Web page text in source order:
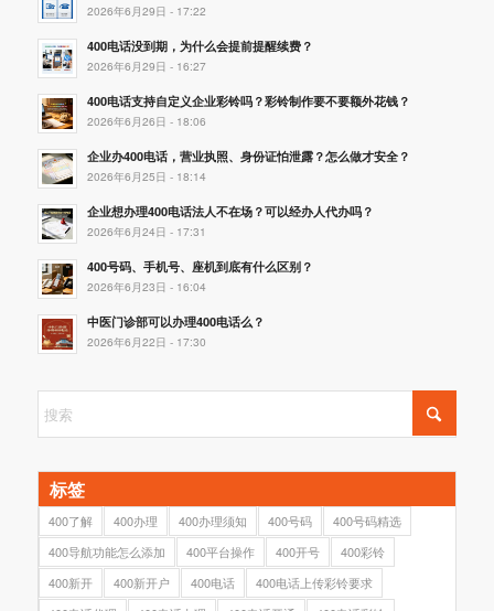
2026年6月29日 - 17:22
400电话没到期，为什么会提前提醒续费？
2026年6月29日 - 16:27
400电话支持自定义企业彩铃吗？彩铃制作要不要额外花钱？
2026年6月26日 - 18:06
企业办400电话，营业执照、身份证怕泄露？怎么做才安全？
2026年6月25日 - 18:14
企业想办理400电话法人不在场？可以经办人代办吗？
2026年6月24日 - 17:31
400号码、手机号、座机到底有什么区别？
2026年6月23日 - 16:04
中医门诊部可以办理400电话么？
2026年6月22日 - 17:30
标签
400了解 400办理 400办理须知 400号码
400号码精选
400导航功能怎么添加
400平台操作 400开号
400彩铃
400新开
400新开户 400电话
400电话上传彩铃要求